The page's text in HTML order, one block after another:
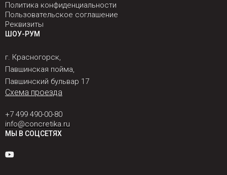
Политика конфиденциальности
Пользовательское соглашение
Реквизиты
ШОУ-РУМ
г. Красногорск,
Павшинская пойма,
Павшинский бульвар 17
Схема проезда
+7 499 490-00-80
info@concretika.ru
МЫ В СОЦСЕТЯХ